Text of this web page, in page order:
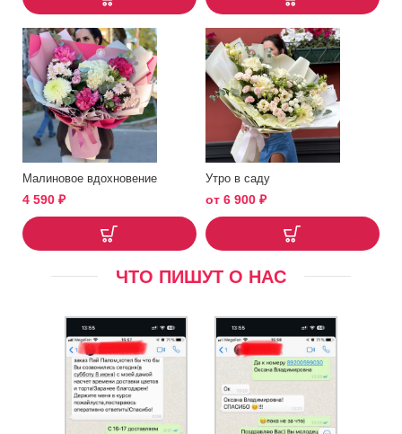
Малиновое вдохновение
4 590 ₽
Утро в саду
от 6 900 ₽
ЧТО ПИШУТ О НАС